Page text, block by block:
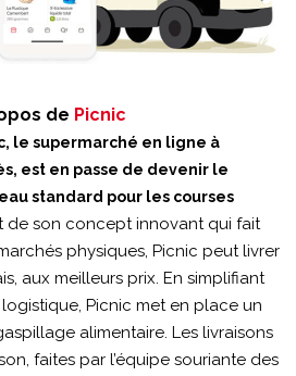
de Picnic
le supermarché en ligne à
est en passe de devenir le
standard pour les courses
de son concept innovant qui fait
physiques, Picnic peut livrer
aux meilleurs prix. En simplifiant
Picnic met en place un
alimentaire. Les livraisons
faites par l’équipe souriante des